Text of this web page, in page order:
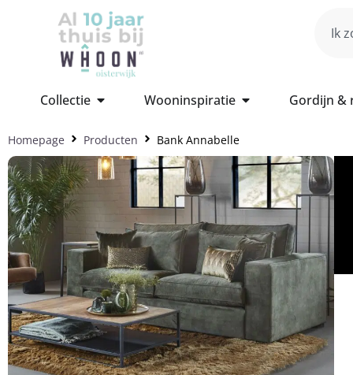
Collectie Wooninspiratie Gordijn &
Homepage Producten Bank Annabelle